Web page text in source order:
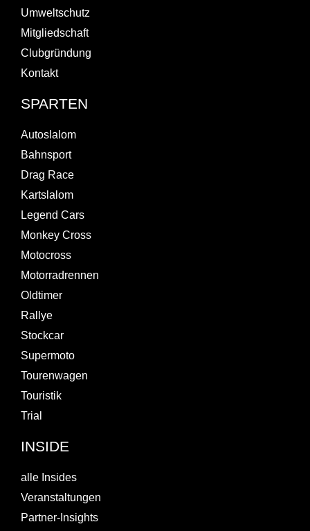
Umweltschutz
Mitgliedschaft
Clubgründung
Kontakt
SPARTEN
Autoslalom
Bahnsport
Drag Race
Kartslalom
Legend Cars
Monkey Cross
Motocross
Motorradrennen
Oldtimer
Rallye
Stockcar
Supermoto
Tourenwagen
Touristik
Trial
INSIDE
alle Insides
Veranstaltungen
Partner-Insights